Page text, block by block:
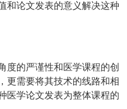
和论文发表的意义解决这种
度的严谨性和医学课程的创
更需要将其技术的线路和相
医学论文发表为整体课程的